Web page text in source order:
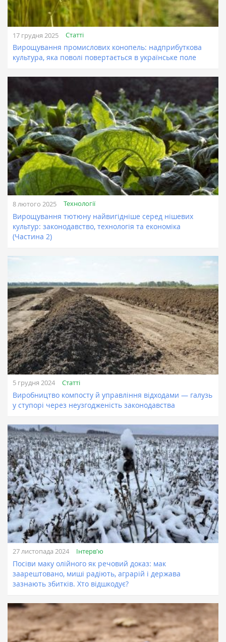
17 грудня 2025 Статті
Вирощування промислових конопель: надприбуткова
культура, яка поволі повертається в українське поле
8 лютого 2025 Технології
Вирощування тютюну найвигідніше серед нішевих
культур: законодавство, технологія та економіка
(Частина 2)
5 грудня 2024 Статті
Виробництво компосту й управління відходами — галузь
у ступорі через неузгодженість законодавства
27 листопада 2024 Інтерв'ю
Посіви маку олійного як речовий доказ: мак
заарештовано, миші радіють, аграрій і держава
зазнають збитків. Хто відшкодує?